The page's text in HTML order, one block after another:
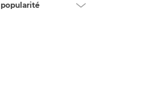
popularité